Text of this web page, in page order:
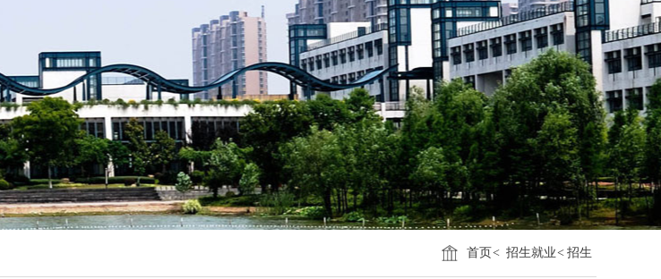
首页< 招生就业< 招生